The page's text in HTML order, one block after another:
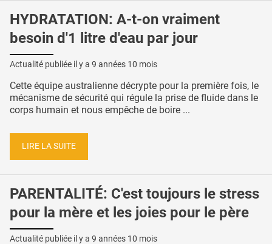
HYDRATATION: A-t-on vraiment
besoin d'1 litre d'eau par jour
Actualité publiée il y a 9 années 10 mois
Cette équipe australienne décrypte pour la première fois, le
mécanisme de sécurité qui régule la prise de fluide dans le
corps humain et nous empêche de boire ...
LIRE LA SUITE
PARENTALITÉ: C'est toujours le stress
pour la mère et les joies pour le père
Actualité publiée il y a 9 années 10 mois